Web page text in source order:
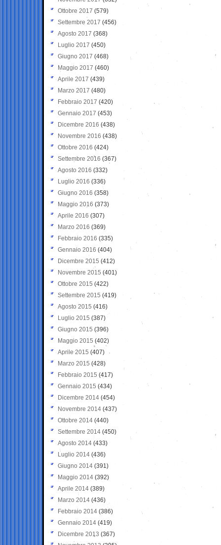
Ottobre 2017 (579)
Settembre 2017 (456)
Agosto 2017 (368)
Luglio 2017 (450)
Giugno 2017 (468)
Maggio 2017 (460)
Aprile 2017 (439)
Marzo 2017 (480)
Febbraio 2017 (420)
Gennaio 2017 (453)
Dicembre 2016 (438)
Novembre 2016 (438)
Ottobre 2016 (424)
Settembre 2016 (367)
Agosto 2016 (332)
Luglio 2016 (336)
Giugno 2016 (358)
Maggio 2016 (373)
Aprile 2016 (307)
Marzo 2016 (369)
Febbraio 2016 (335)
Gennaio 2016 (404)
Dicembre 2015 (412)
Novembre 2015 (401)
Ottobre 2015 (422)
Settembre 2015 (419)
Agosto 2015 (416)
Luglio 2015 (387)
Giugno 2015 (396)
Maggio 2015 (402)
Aprile 2015 (407)
Marzo 2015 (428)
Febbraio 2015 (417)
Gennaio 2015 (434)
Dicembre 2014 (454)
Novembre 2014 (437)
Ottobre 2014 (440)
Settembre 2014 (450)
Agosto 2014 (433)
Luglio 2014 (436)
Giugno 2014 (391)
Maggio 2014 (392)
Aprile 2014 (389)
Marzo 2014 (436)
Febbraio 2014 (386)
Gennaio 2014 (419)
Dicembre 2013 (367)